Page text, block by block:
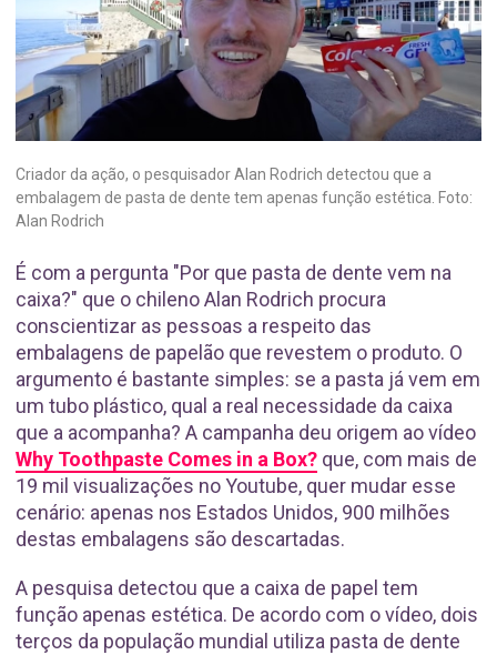
Criador da ação, o pesquisador Alan Rodrich detectou que a
embalagem de pasta de dente tem apenas função estética. Foto:
Alan Rodrich
É com a pergunta "Por que pasta de dente vem na
caixa?" que o chileno Alan Rodrich procura
conscientizar as pessoas a respeito das
embalagens de papelão que revestem o produto. O
argumento é bastante simples: se a pasta já vem em
um tubo plástico, qual a real necessidade da caixa
que a acompanha? A campanha deu origem ao vídeo
Why Toothpaste Comes in a Box? que, com mais de
19 mil visualizações no Youtube, quer mudar esse
cenário: apenas nos Estados Unidos, 900 milhões
destas embalagens são descartadas.
A pesquisa detectou que a caixa de papel tem
função apenas estética. De acordo com o vídeo, dois
terços da população mundial utiliza pasta de dente